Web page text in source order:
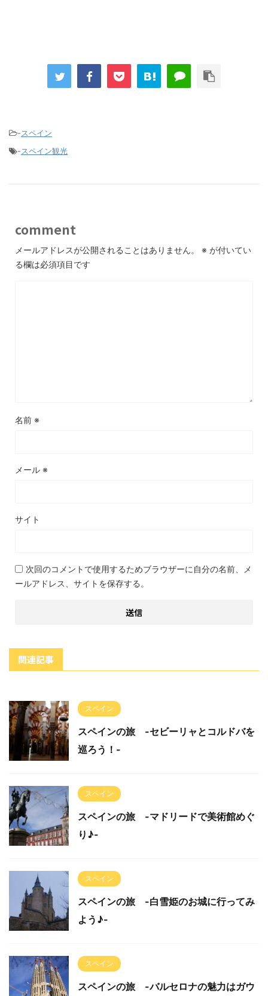
-スペイン
-スペイン観光
comment
メールアドレスが公開されることはありません。 ※ が付いてい
る欄は必須項目です
名前 ※
メール ※
サイト
次回のコメントで使用するためブラウザーに自分の名前、メ
ールアドレス、サイトを保存する。
関連記事
スペイン
スペインの旅 -セビーリャとコルドバを
巡ろう！-
スペイン
スペインの旅 -マドリードで美術館めぐ
り♪-
スペイン
スペインの旅 -白雪姫のお城に行ってみ
よう♪-
スペイン
スペインの旅 -バルセロナの魅力はガウ